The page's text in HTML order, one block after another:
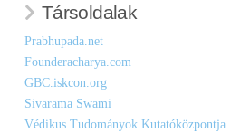
Társoldalak
Prabhupada.net
Founderacharya.com
GBC.iskcon.org
Sivarama Swami
Védikus Tudományok Kutatóközpontja